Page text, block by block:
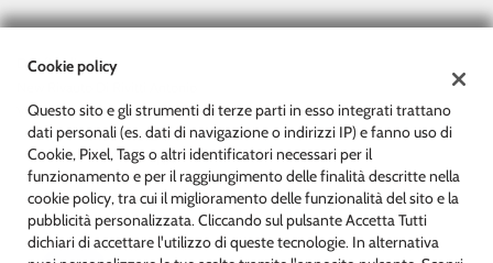
Dati fiscali:
Via Giacomo Leopardi, 38/40, Volla (NA)
C.F/P.IVA:07153511212
Registro delle imprese:NA
Cookie policy
Questo sito e gli strumenti di terze parti in esso integrati trattano
dati personali (es. dati di navigazione o indirizzi IP) e fanno uso di
Cookie, Pixel, Tags o altri identificatori necessari per il
funzionamento e per il raggiungimento delle finalità descritte nella
cookie policy, tra cui il miglioramento delle funzionalità del sito e la
pubblicità personalizzata. Cliccando sul pulsante Accetta Tutti
dichiari di accettare l'utilizzo di queste tecnologie. In alternativa
rivedere
e
modificare
le
scelte
in
qualsiasi
momento.